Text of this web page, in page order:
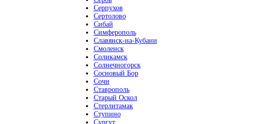
Серпухов
Сертолово
Сибай
Симферополь
Славянск-на-Кубани
Смоленск
Соликамск
Солнечногорск
Сосновый Бор
Сочи
Ставрополь
Старый Оскол
Стерлитамак
Ступино
Сургут